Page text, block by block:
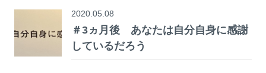
2020.05.08
＃3ヵ月後 あなたは自分自身に感謝
しているだろう